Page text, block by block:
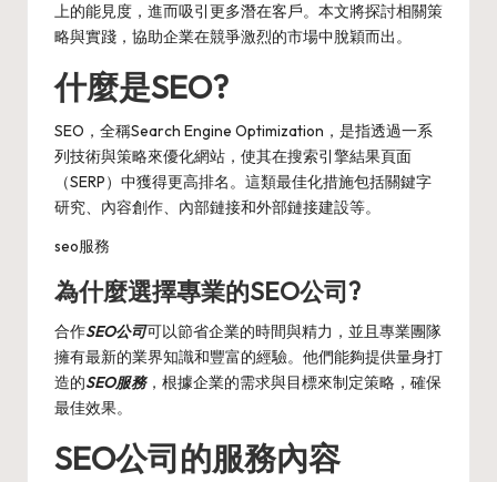
上的能見度，進而吸引更多潛在客戶。本文將探討相關策
略與實踐，協助企業在競爭激烈的市場中脫穎而出。
什麼是SEO?
SEO，全稱Search Engine Optimization，是指透過一系
列技術與策略來優化網站，使其在搜索引擎結果頁面
（SERP）中獲得更高排名。這類最佳化措施包括關鍵字
研究、內容創作、內部鏈接和外部鏈接建設等。
seo服務
為什麼選擇專業的SEO公司?
合作SEO公司可以節省企業的時間與精力，並且專業團隊
擁有最新的業界知識和豐富的經驗。他們能夠提供量身打
造的SEO服務，根據企業的需求與目標來制定策略，確保
最佳效果。
SEO公司的服務內容